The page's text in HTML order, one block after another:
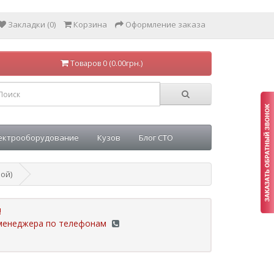
Закладки (0) Корзина Оформление заказа
Товаров 0 (0.00грн.)
Кузов Блог СТО
по телефонам